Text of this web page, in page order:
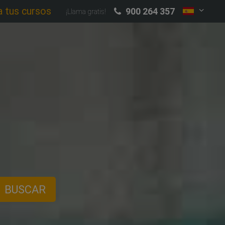
tus cursos ¡Llama gratis! 900 264 357
BUSCAR